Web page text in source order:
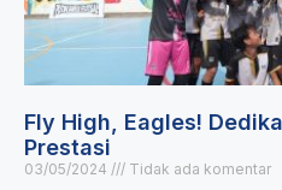
Fly High, Eagles!
Prestasi
03/05/2024 Tidak ada komentar